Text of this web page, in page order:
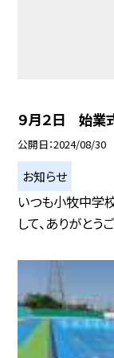
９月２日 始業
公開日 2024/08/30
お知らせ
いつも小牧中学
して、ありがとう